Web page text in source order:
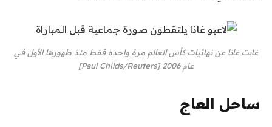
غابت غانا عن نهائيات كأس العالم مرة واحدة فقط منذ ظهورها الأول في
عام 2006 [Paul Childs/Reuters]
ساحل العاج